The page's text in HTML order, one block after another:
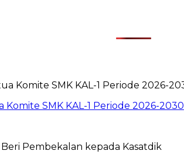
SMK KAL-1 Periode 2026-2030